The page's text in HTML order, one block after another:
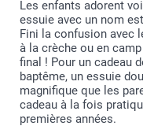
Les enfants adorent
essuie avec un nom
Fini la confusion avec
à la crèche ou en
final ! Pour un cadeau
baptême, un essuie
magnifique que les
cadeau à la fois
premières années.